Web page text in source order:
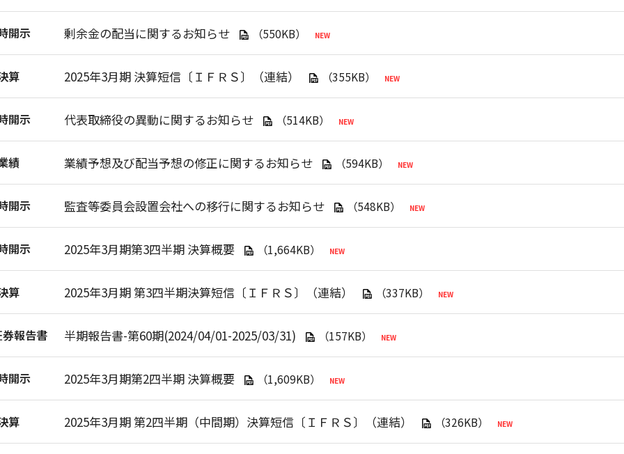
開示 剰余金の配当に関するお知らせ （550KB）
算 2025年3月期 決算短信〔ＩＦＲＳ〕（連結） （355KB）
開示 代表取締役の異動に関するお知らせ （514KB）
績 業績予想及び配当予想の修正に関するお知らせ （594KB）
開示 監査等委員会設置会社への移行に関するお知らせ （548KB）
開示 2025年3月期第3四半期 決算概要 （1,664KB）
算 2025年3月期 第3四半期決算短信〔ＩＦＲＳ〕（連結） （337KB）
報告書 半期報告書-第60期(2024/04/01-2025/03/31) （157KB）
開示 2025年3月期第2四半期 決算概要 （1,609KB）
算 2025年3月期 第2四半期（中間期）決算短信〔ＩＦＲＳ〕（連結） （326KB）